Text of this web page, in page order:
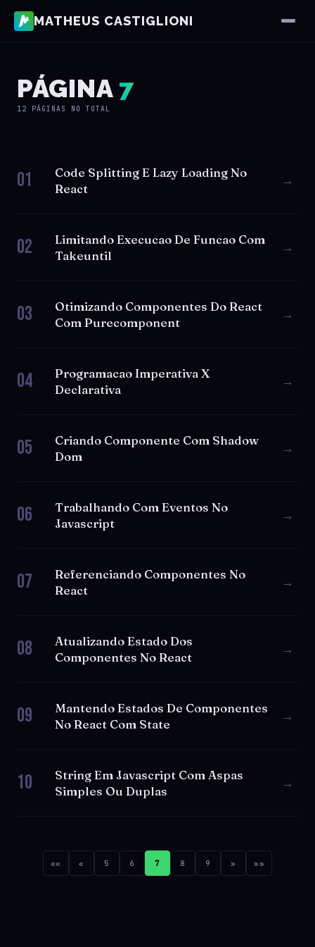
MATHEUS CASTIGLIONI
PÁGINA 7
12 PÁGINAS NO TOTAL
01
Code Splitting E Lazy Loading No
React
→
02
Limitando Execucao De Funcao Com
Takeuntil
→
03
Otimizando Componentes Do React
Com Purecomponent
→
04
Programacao Imperativa X
Declarativa
→
05
Criando Componente Com Shadow
Dom
→
06
Trabalhando Com Eventos No
Javascript
→
07
Referenciando Componentes No
React
→
08
Atualizando Estado Dos
Componentes No React
→
09
Mantendo Estados De Componentes
No React Com State
→
10
String Em Javascript Com Aspas
Simples Ou Duplas
→
«« « 5 6 7 8 9 » »»